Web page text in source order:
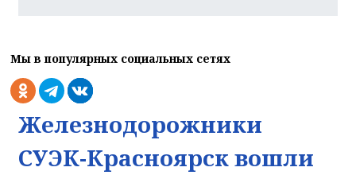
Мы в популярных социальных сетях
Железнодорожники
СУЭК-Красноярск вошли